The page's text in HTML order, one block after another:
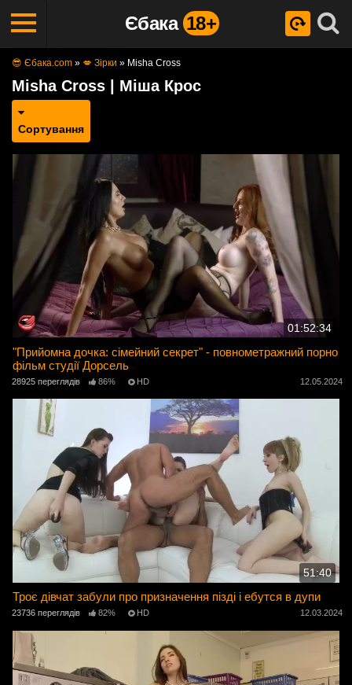
Єбака 18+
😎 Єбака.com » 💋 Зірки » Misha Cross
Misha Cross | Міша Крос
Сортування
01:52:34
"Прийомна дочка: сімейний секрет" - повнометражний порно
фільм студії Дорсель
28925 переглядів 86% HD 12.05.2024
51:40
Троє дівчат забули про призначення пізді і ебутся в дупи
23736 переглядів 82% HD 12.03.2024